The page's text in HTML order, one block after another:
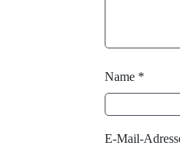
Name *
E-Mail-